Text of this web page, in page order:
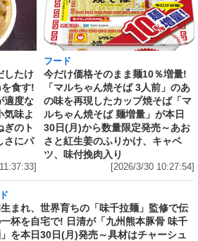
したけ
食す!
適度な
気味よ
ぎのト
さにパ
フード
今だけ価格そのまま麺10％増量!
「マルちゃん焼そば 3人前」のあ
の味を再現したカップ焼そば「マ
ルちゃん焼そば 麺増量」が本日
30日(月)から数量限定発売～あお
さと紅生姜のふりかけ、キャベ
ツ、味付挽肉入り
[2026/3/30 10:27:54]
まれ、世界育ちの「味千拉麺」監修で伝
杯を自宅で! 日清が「九州熊本豚骨 味千
を本日30日(月)発売～具材はチャーシュ